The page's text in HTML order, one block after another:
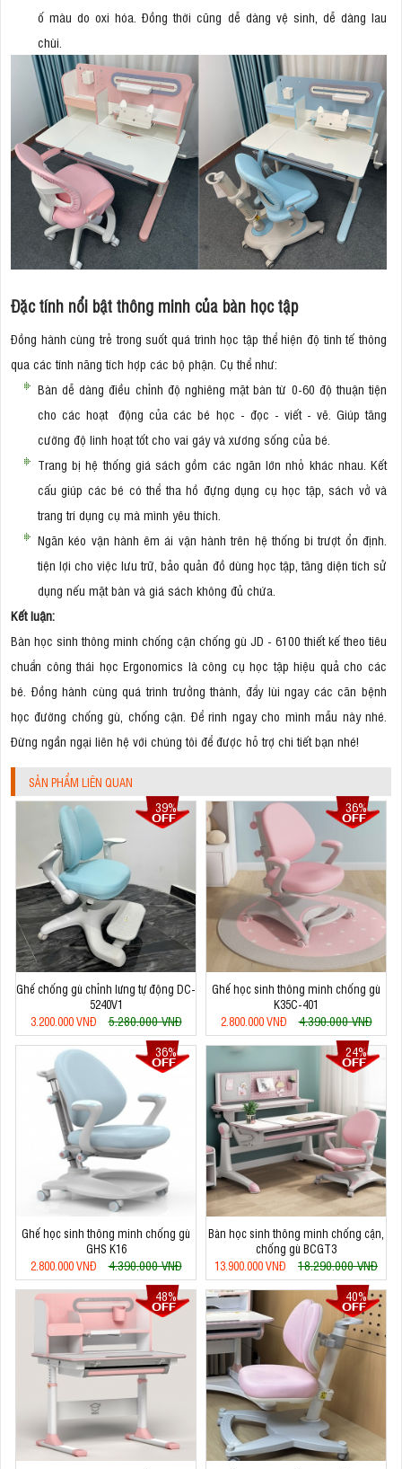
ố màu do oxi hóa. Đồng thời cũng dễ dàng vệ sinh, dễ dàng lau
chùi.
Đặc tính nổi bật thông minh của bàn học tập
Đồng hành cùng trẻ trong suốt quá trình học tập thể hiện độ tinh tế thông
qua các tính năng tích hợp các bộ phận. Cụ thể như:
Bàn dễ dàng điều chỉnh độ nghiêng mặt bàn từ 0-60 độ thuận tiện
cho các hoạt động của các bé học - đọc - viết - vẽ. Giúp tăng
cường độ linh hoạt tốt cho vai gáy và xương sống của bé.
Trang bị hệ thống giá sách gồm các ngăn lớn nhỏ khác nhau. Kết
cấu giúp các bé có thể tha hồ đựng dụng cụ học tập, sách vở và
trang trí dụng cụ mà mình yêu thích.
Ngăn kéo vận hành êm ái vận hành trên hệ thống bi trượt ổn định.
tiện lợi cho việc lưu trữ, bảo quản đồ dùng học tập, tăng diện tích sử
dụng nếu mặt bàn và giá sách không đủ chứa.
Kết luận:
Bàn học sinh thông minh chống cận chống gù JD - 6100 thiết kế theo tiêu
chuẩn công thái học Ergonomics là công cụ học tập hiệu quả cho các
bé. Đồng hành cùng quá trình trưởng thành, đẩy lùi ngay các căn bệnh
học đường chống gù, chống cận. Để rinh ngay cho mình mẫu này nhé.
Đừng ngần ngại liên hệ với chúng tôi để được hỗ trợ chi tiết bạn nhé!
SẢN PHẨM LIÊN QUAN
39%
Ghế chống gù chỉnh lưng tự động DC-
5240V1
3.200.000 VNĐ
5.280.000 VNĐ
36%
Ghế học sinh thông minh chống gù
K35C-401
2.800.000 VNĐ
4.390.000 VNĐ
36%
Ghế học sinh thông minh chống gù
GHS K16
2.800.000 VNĐ
4.390.000 VNĐ
24%
Bàn học sinh thông minh chống cận,
chống gù BCGT3
13.900.000 VNĐ
18.290.000 VNĐ
48%
40%